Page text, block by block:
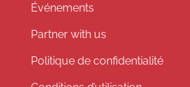
Événements
Partner with us
Politique de confidentialité